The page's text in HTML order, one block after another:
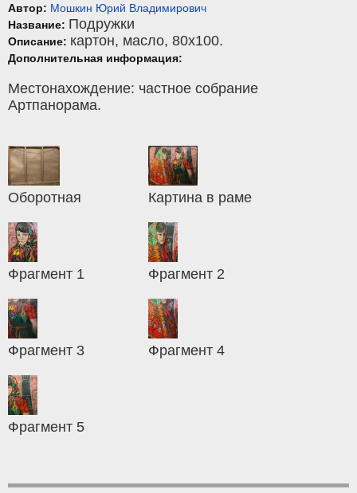
Автор: Мошкин Юрий Владимирович
Название: Подружки
Описание: картон, масло, 80x100.
Дополнительная информация:
Местонахождение: частное собрание
Артпанорама.
Оборотная Картина в раме
Фрагмент 1 Фрагмент 2
Фрагмент 3 Фрагмент 4
Фрагмент 5